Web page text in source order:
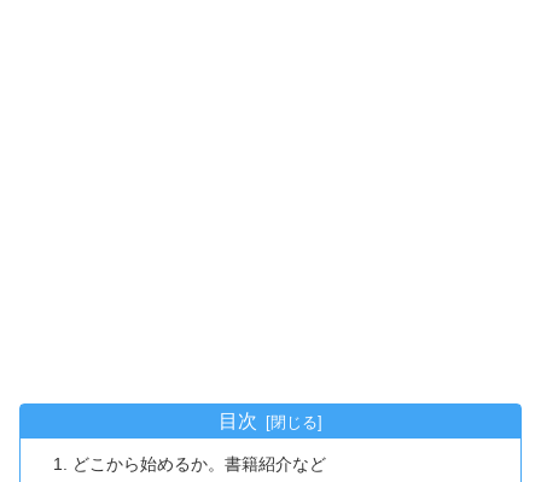
目次
どこから始めるか。書籍紹介など